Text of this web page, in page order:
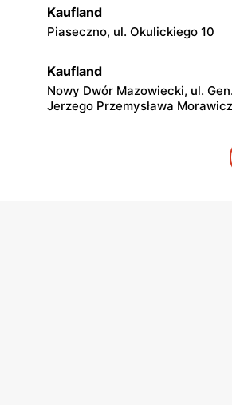
Kaufland
Piaseczno, ul. Okulickiego 10
Kaufland
Nowy Dwór Mazowiecki, ul. Gen.
Jerzego Przemysława
Skierniewice, ul. Ks. Kard.